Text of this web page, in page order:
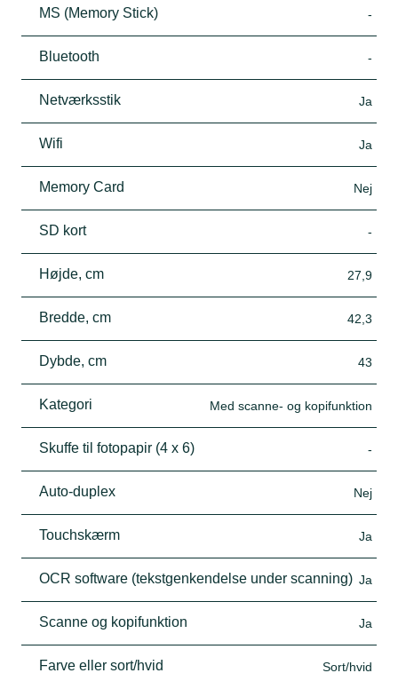
MS (Memory Stick) -
Bluetooth -
Netværksstik Ja
Wifi Ja
Memory Card Nej
SD kort -
Højde, cm 27,9
Bredde, cm 42,3
Dybde, cm 43
Kategori Med scanne- og kopifunktion
Skuffe til fotopapir (4 x 6) -
Auto-duplex Nej
Touchskærm Ja
OCR software (tekstgenkendelse under scanning) Ja
Scanne og kopifunktion Ja
Farve eller sort/hvid Sort/hvid